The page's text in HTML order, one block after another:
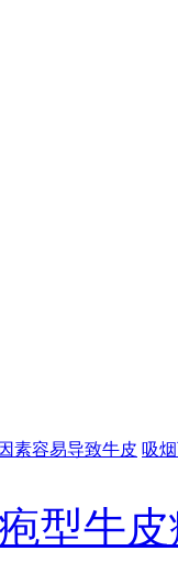
素容易导致牛皮 吸
型牛